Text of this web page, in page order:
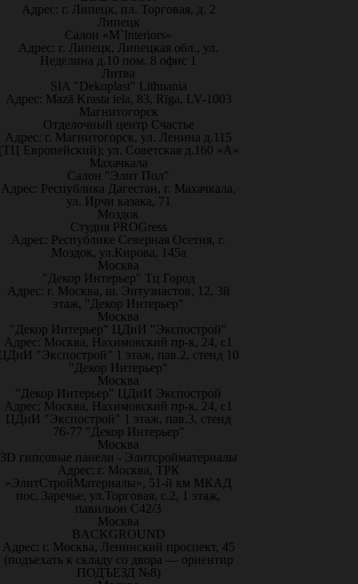
Адрес: г. Липецк, пл. Торговая, д. 2
Липецк
Салон «M`Interiors»
Адрес: г. Липецк, Липецкая обл., ул.
Неделина д.10 пом. 8 офис 1
Литва
SIA "Dekoplast" Lithuania
Адрес: Mazā Krasta iela, 83, Rīga, LV-1003
Магнитогорск
Отделочный центр Счастье
Адрес: г. Магнитогорск, ул. Ленина д.115
Европейский); ул. Советская д.160 «А»
Махачкала
Салон "Элит Пол"
Адрес: Республика Дагестан, г. Махачкала,
ул. Ирчи казака, 71
Моздок
Студия PROGress
Адрес: Республике Северная Осетия, г.
Моздок, ул.Кирова, 145а
Москва
"Декор Интерьер" Тц Город
Адрес: г. Москва, ш. Энтузиастов, 12, 3й
этаж, "Декор Интерьер"
Москва
"Декор Интерьер" ЦДиИ "Экспострой"
Адрес: Москва, Нахимовский пр-к, 24, с1
"Экспострой" 1 этаж, пав.2, стенд 10
"Декор Интерьер"
Москва
"Декор Интерьер" ЦДиИ Экспострой
Адрес: Москва, Нахимовский пр-к, 24, с1
ЦДиИ "Экспострой" 1 этаж, пав.3, стенд
76-77 "Декор Интерьер"
Москва
3D гипсовые панели - Элитсройматериалы
Адрес: г. Москва, ТРК
«ЭлитСтройМатериалы», 51-й км МКАД
пос. Заречье, ул.Торговая, с.2, 1 этаж,
павильон С42/3
Москва
BACKGROUND
Адрес: г. Москва, Ленинский проспект, 45
(подъехать к складу со двора — ориентир
ПОДЪЕЗД №8)